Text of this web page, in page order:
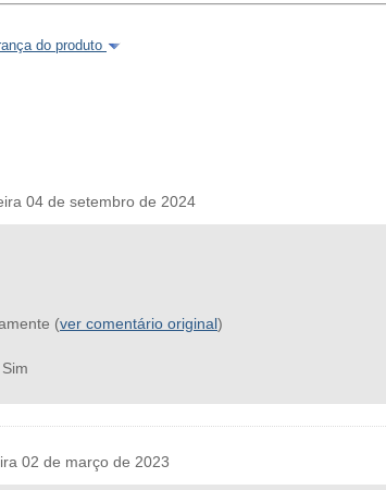
do produto
04 de setembro de 2024
(ver comentário original)
Sim
02 de março de 2023